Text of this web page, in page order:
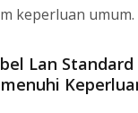
keperluan umum.
Lan